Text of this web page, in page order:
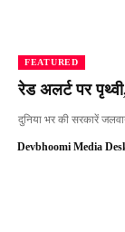
FEATURED
रेड अलर्ट पर
दुनिया भर की सरकारें
Devbhoomi Media